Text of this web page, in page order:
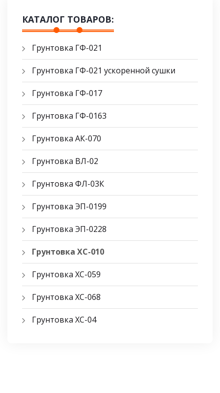
КАТАЛОГ ТОВАРОВ:
Грунтовка ГФ-021
Грунтовка ГФ-021 ускоренной сушки
Грунтовка ГФ-017
Грунтовка ГФ-0163
Грунтовка АК-070
Грунтовка ВЛ-02
Грунтовка ФЛ-03К
Грунтовка ЭП-0199
Грунтовка ЭП-0228
Грунтовка ХС-010
Грунтовка ХС-059
Грунтовка ХС-068
Грунтовка ХС-04